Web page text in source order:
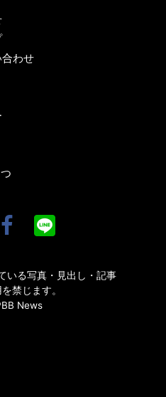
わせ
いる写真・見出し・記事
禁じます。
News